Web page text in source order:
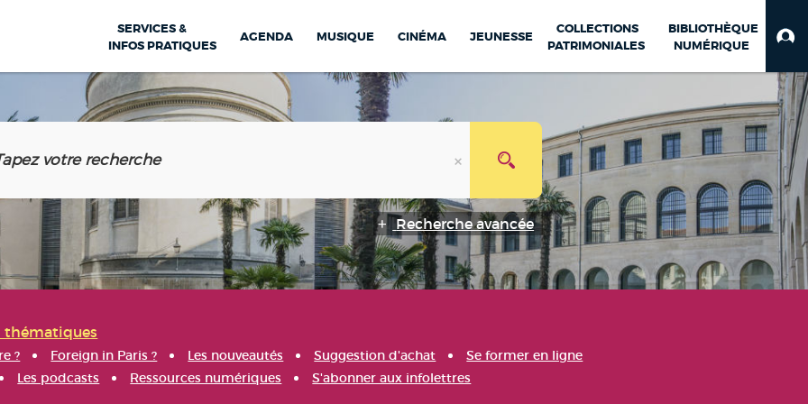
SERVICES &
INFOS PRATIQUES
AGENDA MUSIQUE CINÉMA JEUNESSE
COLLECTIONS
PATRIMONIALES
BIBLIOTHÈQUE
NUMÉRIQUE
Recherche avancée
thématiques
? Foreign in Paris ? Les nouveautés Suggestion d'achat
Se former en ligne
Les podcasts Ressources numériques S'abonner aux infolettres